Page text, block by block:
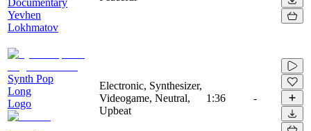
Yevhen
Lokhmatov
Synth Pop
Long
Logo
Electronic, Synthesizer,
Videogame, Neutral,
Upbeat
1:36 -